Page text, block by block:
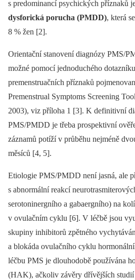
s predominancí psychických příznaků
dysforická porucha (PMDD), která
8 % žen [2].
Orientační stanovení diagnózy PMS/
možné pomocí jednoduchého
premenstruačních příznaků
Premenstrual Symptoms Screening
2003), viz příloha 1 [3]. K definitivní
PMS/PMDD je třeba prospektivní
záznamů potíží v průběhu nejméně
měsíců [4, 5].
Etiologie PMS/PMDD není jasná, ale
s abnormální reakcí
serotoninergního a gabaergního) na
v ovulačním cyklu [6]. V léčbě jsou
skupiny inhibitorů zpětného
a blokáda ovulačního cyklu
léčbu PMS je dlouhodobě používána
(HAK), ačkoliv závěry dřívějších studií